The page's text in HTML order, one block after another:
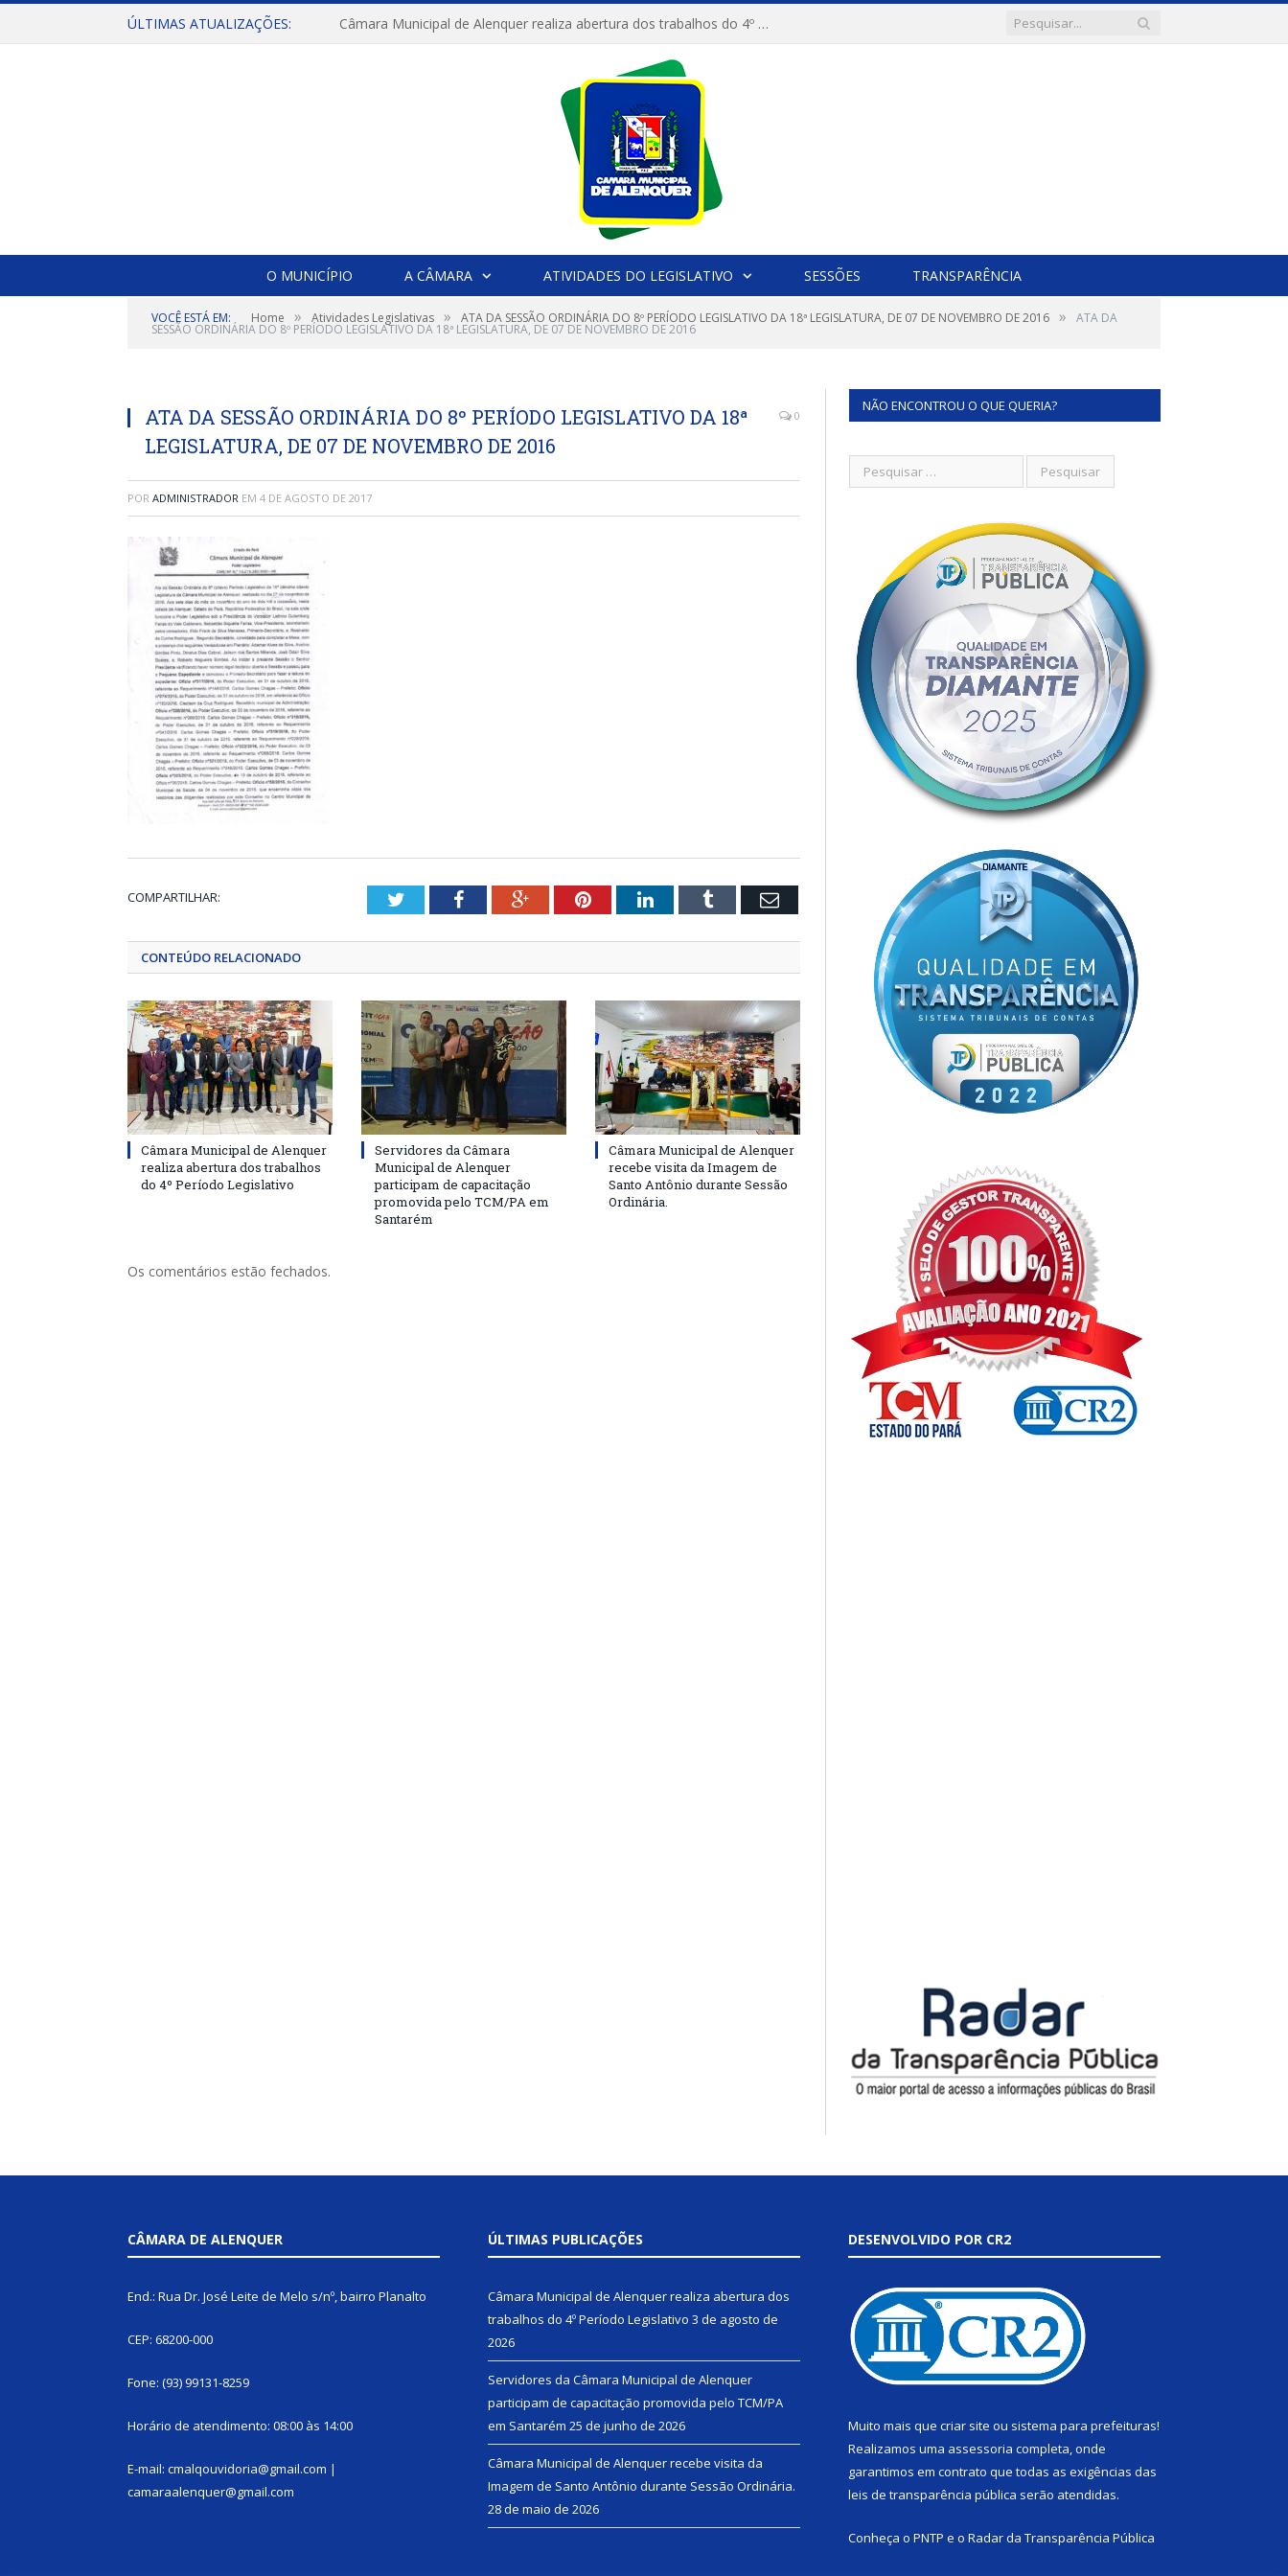
ÚLTIMAS ATUALIZAÇÕES: Câmara Municipal de Alenquer realiza abertura dos trabalhos do 4º Período Legislativo
O MUNICÍPIO A CÂMARA ATIVIDADES DO LEGISLATIVO SESSÕES TRANSPARÊNCIA
VOCÊ ESTÁ EM: Home » Atividades Legislativas » ATA DA SESSÃO ORDINÁRIA DO 8º PERÍODO LEGISLATIVO DA 18ª LEGISLATURA, DE 07 DE NOVEMBRO DE 2016 » ATA DA
SESSÃO ORDINÁRIA DO 8º PERÍODO LEGISLATIVO DA 18ª LEGISLATURA, DE 07 DE NOVEMBRO DE 2016
ATA DA SESSÃO ORDINÁRIA DO 8º PERÍODO LEGISLATIVO DA 18ª
LEGISLATURA, DE 07 DE NOVEMBRO DE 2016
0
POR ADMINISTRADOR EM 4 DE AGOSTO DE 2017
COMPARTILHAR: TwitterFacebookGoogle+PinterestLinkedInTumblr Email
CONTEÚDO RELACIONADO
Câmara Municipal de Alenquer
realiza abertura dos trabalhos
do 4º Período Legislativo
Servidores da Câmara
Municipal de Alenquer
participam de capacitação
promovida pelo TCM/PA em
Santarém
Câmara Municipal de Alenquer
recebe visita da Imagem de
Santo Antônio durante Sessão
Ordinária.
Os comentários estão fechados.
NÃO ENCONTROU O QUE QUERIA?
CÂMARA DE ALENQUER
End.: Rua Dr. José Leite de Melo s/nº, bairro Planalto
CEP: 68200-000
Fone: (93) 99131-8259
Horário de atendimento: 08:00 às 14:00
E-mail: cmalqouvidoria@gmail.com |
camaraalenquer@gmail.com
ÚLTIMAS PUBLICAÇÕES
Câmara Municipal de Alenquer realiza abertura dos
trabalhos do 4º Período Legislativo 3 de agosto de
2026
Servidores da Câmara Municipal de Alenquer
participam de capacitação promovida pelo TCM/PA
em Santarém 25 de junho de 2026
Câmara Municipal de Alenquer recebe visita da
Imagem de Santo Antônio durante Sessão Ordinária.
28 de maio de 2026
DESENVOLVIDO POR CR2
Muito mais que criar site ou sistema para prefeituras!
Realizamos uma assessoria completa, onde
garantimos em contrato que todas as exigências das
leis de transparência pública serão atendidas.
Conheça o PNTP e o Radar da Transparência Pública